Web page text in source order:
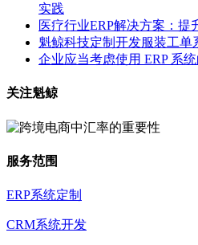
实践
医疗行业ERP解决方案：提
魁鲸科技定制开发服装工单
企业应当考虑使用 ERP 系
关注魁鲸
服务范围
ERP系统定制
CRM系统开发